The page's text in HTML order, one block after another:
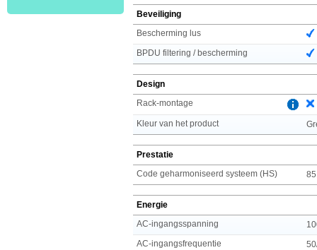
Beveiliging
Bescherming lus
BPDU filtering / bescherming
Design
Rack-montage
Kleur van het product
Prestatie
Code geharmoniseerd systeem (HS)
Energie
AC-ingangsspanning
AC-ingangsfrequentie